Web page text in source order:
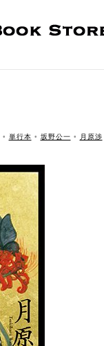
• 単行本 • 坂野公一 • 月原渉